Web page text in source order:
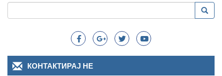
Search
Пребарување
КОНТАКТИРАЈ НЕ